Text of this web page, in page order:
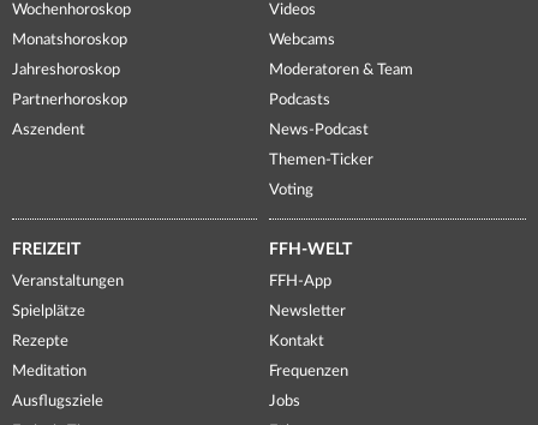
Wochenhoroskop
Monatshoroskop
Jahreshoroskop
Partnerhoroskop
Aszendent
Videos
Webcams
Moderatoren & Team
Podcasts
News-Podcast
Themen-Ticker
Voting
FREIZEIT
Veranstaltungen
Spielplätze
Rezepte
Meditation
Ausflugsziele
FFH-WELT
FFH-App
Newsletter
Kontakt
Frequenzen
Jobs